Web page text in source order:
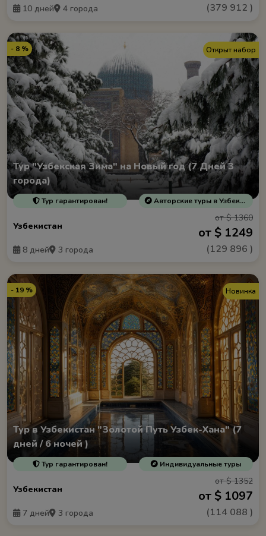
10 дней 4 города (379 912 )
Открыт набор
- 8 %
Тур "Узбекская Зима" на Новый год (7 Дней 3
города)
Тур гарантирован! Авторские туры в Узбекистан
Узбекистан
8 дней 3 города
от $ 1360
от $ 1249
(129 896 )
Новинка
- 19 %
Тур в Узбекистан "Золотой Путь Узбек-Хана" (7
дней / 6 ночей )
Тур гарантирован! Индивидуальные туры
Узбекистан
7 дней 3 города
от $ 1352
от $ 1097
(114 088 )